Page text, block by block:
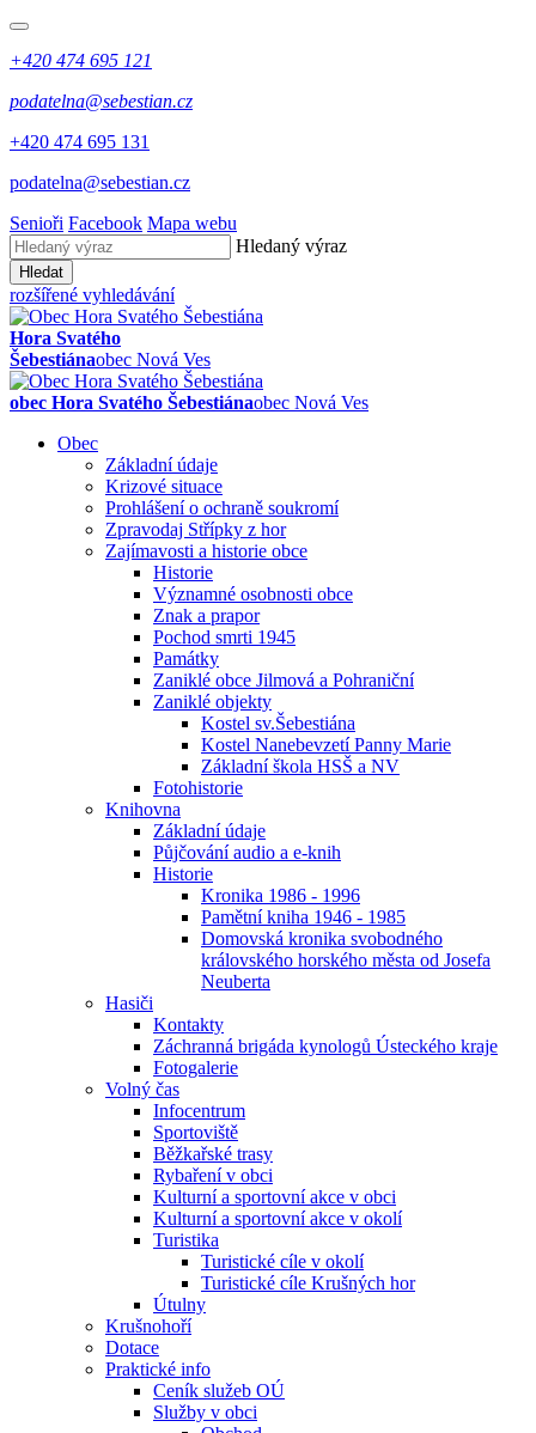
+420 474 695 121
podatelna@sebestian.cz
+420 474 695 131
podatelna@sebestian.cz
Senioři Facebook Mapa webu
Hledaný výraz
Hledat
rozšířené vyhledávání
Hora Svatého
Šebestiánaobec Nová Ves
obec Hora Svatého Šebestiánaobec Nová Ves
Obec
Základní údaje
Krizové situace
Prohlášení o ochraně soukromí
Zpravodaj Střípky z hor
Zajímavosti a historie obce
Historie
Významné osobnosti obce
Znak a prapor
Pochod smrti 1945
Památky
Zaniklé obce Jilmová a Pohraniční
Zaniklé objekty
Kostel sv.Šebestiána
Kostel Nanebevzetí Panny Marie
Základní škola HSŠ a NV
Fotohistorie
Knihovna
Základní údaje
Půjčování audio a e-knih
Historie
Kronika 1986 - 1996
Pamětní kniha 1946 - 1985
Domovská kronika svobodného
královského horského města od Josefa
Neuberta
Hasiči
Kontakty
Záchranná brigáda kynologů Ústeckého kraje
Fotogalerie
Volný čas
Infocentrum
Sportoviště
Běžkařské trasy
Rybaření v obci
Kulturní a sportovní akce v obci
Kulturní a sportovní akce v okolí
Turistika
Turistické cíle v okolí
Turistické cíle Krušných hor
Útulny
Krušnohoří
Dotace
Praktické info
Ceník služeb OÚ
Služby v obci